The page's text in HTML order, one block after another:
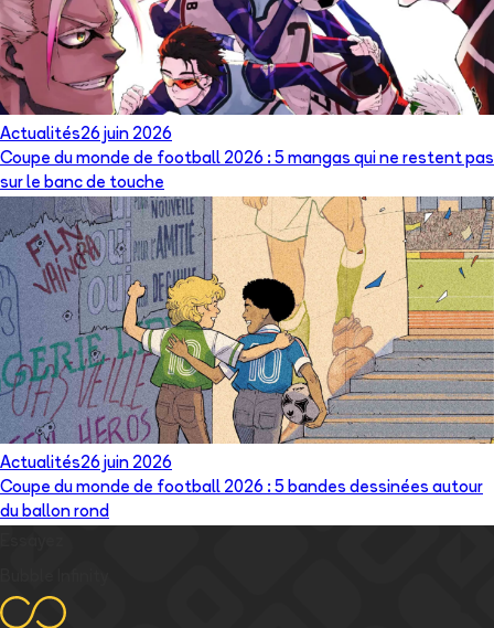
Actualités26 juin 2026
Coupe du monde de football 2026 : 5 mangas qui ne restent pas
sur le banc de touche
Actualités26 juin 2026
Coupe du monde de football 2026 : 5 bandes dessinées autour
du ballon rond